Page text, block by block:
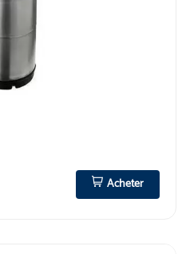
Acheter